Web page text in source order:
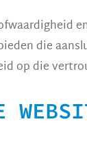
die
op die